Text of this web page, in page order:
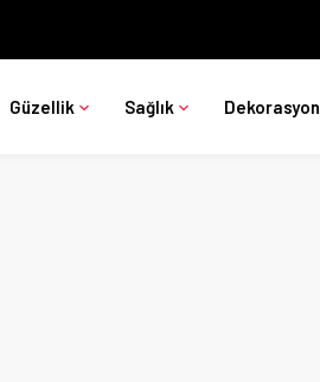
Güzellik Sağlık Dekorasyon